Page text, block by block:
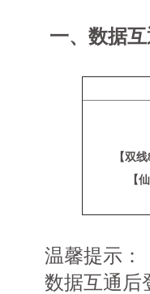
一、数据
【双
【
温馨提示：
数据互通后登